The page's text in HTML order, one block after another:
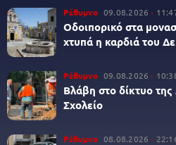
Ρέθυμνο 09.08.2026
Οδοιπορικό στα
χτυπά η καρδιά του
Ρέθυμνο 09.08.2026
Βλάβη στο δίκτυο
Σχολείο
Ρέθυμνο 08.08.2026